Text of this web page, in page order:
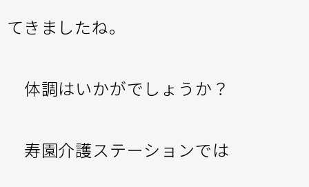
てきましたね。
体調はいかがでしょうか？
寿園介護ステーションでは